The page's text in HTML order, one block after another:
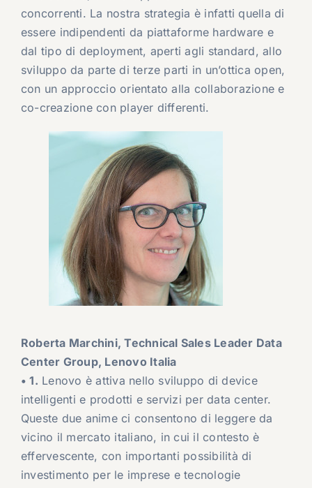
concorrenti. La nostra strategia è infatti quella di
essere indipendenti da piattaforme hardware e
dal tipo di deployment, aperti agli standard, allo
sviluppo da parte di terze parti in un’ottica open,
con un approccio orientato alla collaborazione e
co-creazione con player differenti.
Roberta Marchini, Technical Sales Leader Data
Center Group, Lenovo Italia
• 1. Lenovo è attiva nello sviluppo di device
intelligenti e prodotti e servizi per data center.
Queste due anime ci consentono di leggere da
vicino il mercato italiano, in cui il contesto è
effervescente, con importanti possibilità di
investimento per le imprese e tecnologie